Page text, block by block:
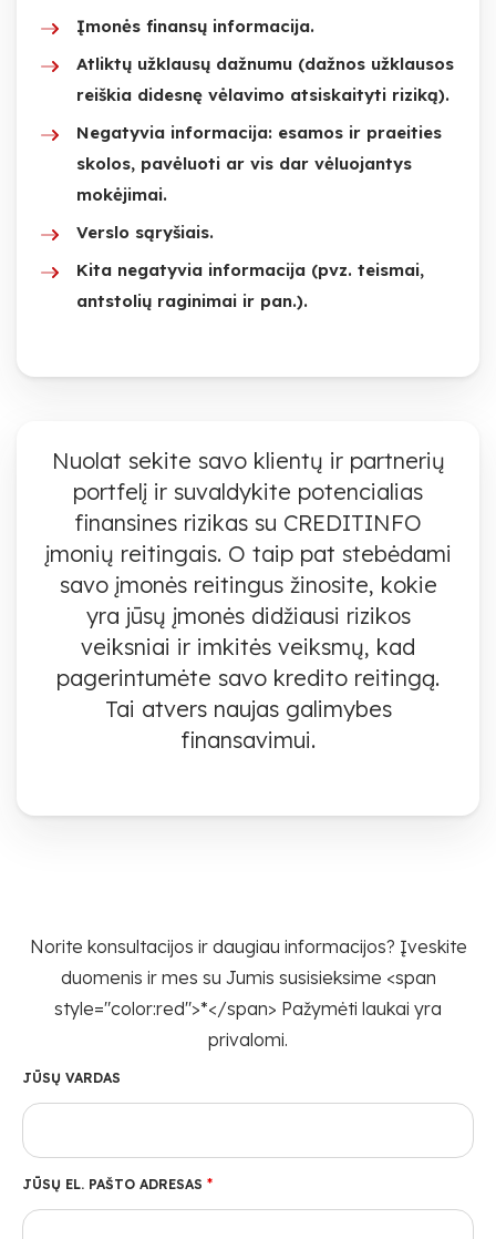
Įmonės finansų informacija.
Atliktų užklausų dažnumu (dažnos užklausos
reiškia didesnę vėlavimo atsiskaityti riziką).
Negatyvia informacija: esamos ir praeities
skolos, pavėluoti ar vis dar vėluojantys
mokėjimai.
Verslo sąryšiais.
Kita negatyvia informacija (pvz. teismai,
antstolių raginimai ir pan.).
Nuolat sekite savo klientų ir partnerių
portfelį ir suvaldykite potencialias
finansines rizikas su CREDITINFO
įmonių reitingais. O taip pat stebėdami
savo įmonės reitingus žinosite, kokie
yra jūsų įmonės didžiausi rizikos
veiksniai ir imkitės veiksmų, kad
pagerintumėte savo kredito reitingą.
Tai atvers naujas galimybes
finansavimui.
Norite konsultacijos ir daugiau informacijos? Įveskite
duomenis ir mes su Jumis susisieksime <span
style="color:red">*</span> Pažymėti laukai yra
privalomi.
JŪSŲ VARDAS
JŪSŲ EL. PAŠTO ADRESAS *